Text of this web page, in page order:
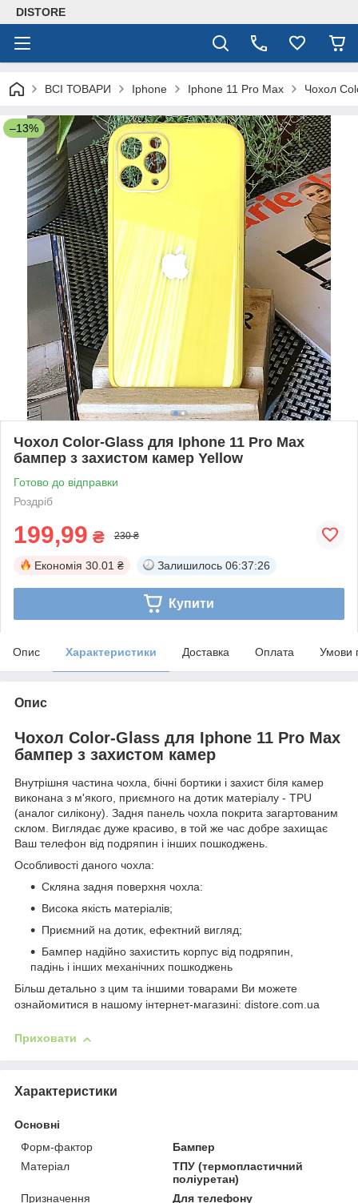
DISTORE
ВСІ ТОВАРИ Iphone Iphone 11 Pro Max Чохол
–13%
Чохол Color-Glass для Iphone 11 Pro Max
бампер з захистом камер Yellow
Готово до відправки
Роздріб
199,99 ₴ 230 ₴
Економія 30.01 ₴ Залишилось 06:37:25
Купити
Опис Характеристики Доставка Оплата Умови
Опис
Чохол Color-Glass для Iphone 11 Pro Max
бампер з захистом камер
Внутрішня частина чохла, бічні бортики і захист біля камер
виконана з м'якого, приємного на дотик матеріалу - TPU
(аналог силікону). Задня панель чохла покрита загартованим
склом. Виглядає дуже красиво, в той же час добре захищає
Ваш телефон від подряпин і інших пошкоджень.
Особливості даного чохла:
Скляна задня поверхня чохла:
Висока якість матеріалів;
Приємний на дотик, ефектний вигляд;
Бампер надійно захистить корпус від подряпин,
падінь і інших механічних пошкоджень
Більш детально з цим та іншими товарами Ви можете
ознайомитися в нашому інтернет-магазині: distore.com.ua
Приховати
Характеристики
Основні
Форм-фактор
Бампер
Матеріал
ТПУ (термопластичний
поліуретан)
Призначення
Для телефону